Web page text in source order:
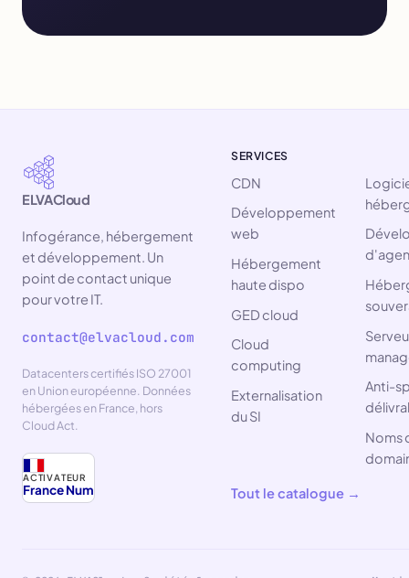
ELVACloud
Infogérance, hébergement
et développement. Un
point de contact unique
pour votre IT.
contact@elvacloud.com
Datacenters certifiés ISO 27001
en Union européenne. Données
hébergées en France, hors
Cloud Act.
ACTIVATEUR
France Num
SERVICES
CDN
Développement
web
Hébergement
haute dispo
GED cloud
Cloud
computing
Externalisation
du SI
Anti-
Noms
Tout le catalogue →